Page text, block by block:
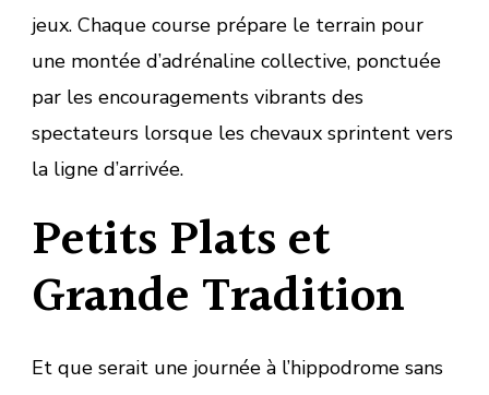
jeux. Chaque course prépare le terrain pour
une montée d’adrénaline collective, ponctuée
par les encouragements vibrants des
spectateurs lorsque les chevaux sprintent vers
la ligne d’arrivée.
Petits Plats et
Grande Tradition
Et que serait une journée à l’hippodrome sans